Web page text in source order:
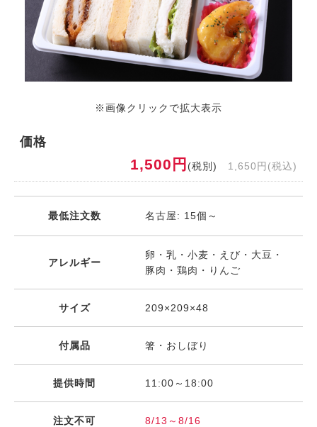
※画像クリックで拡大表示
価格
1,500円 (税別) 1,650円(税込)
最低注文数 名古屋: 15個～
アレルギー
卵・乳・小麦・えび・大豆・
豚肉・鶏肉・りんご
サイズ 209×209×48
付属品 箸・おしぼり
提供時間 11:00～18:00
注文不可 8/13～8/16